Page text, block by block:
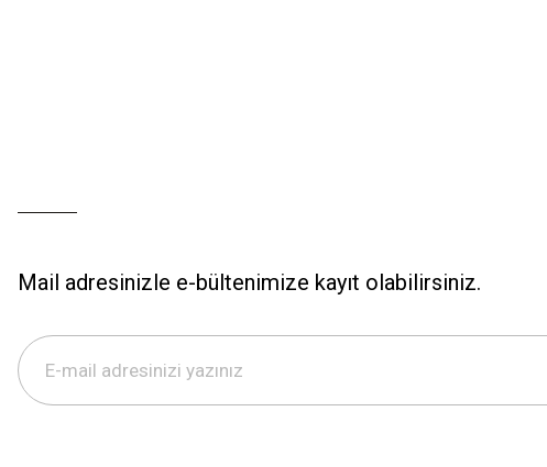
Mail adresinizle e-bültenimize kayıt olabilirsiniz.